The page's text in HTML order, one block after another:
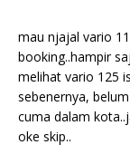
mau njajal vario
booking..hampir
melihat vario 125
sebenernya,
cuma dalam
oke skip..